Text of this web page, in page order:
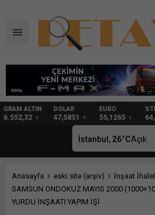
DOLAR
47,5851
EURO
55,1265
STERLİN
64,2466
İstanbul, 26°CAçık
Anasayfa eski site (arşiv)
İnşaat
SAMSUN ONDOKUZ MAYIS 2000
YURDU İNŞAATI YAPIM İŞİ